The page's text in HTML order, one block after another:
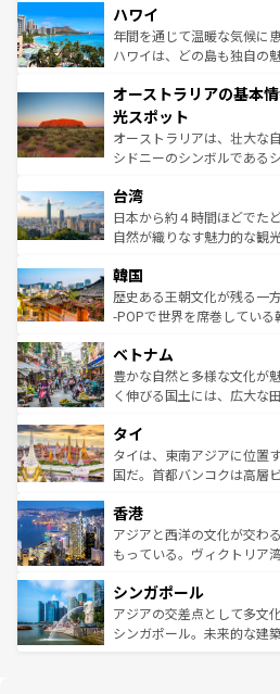
着のスイス情報は
のような巨大都市は、観光
ンメントが詰まった刺激的
西部には大自然が広がり、
部のニューオーリンズでは
文化が魅力。旅行者はアメ
しみながら、その多様性と
るだろう。車でのロードト
情報は
ハワイ
年間を通じて温暖な気候に
ハワイは、どの島も独自の
ワイ島は見逃せない。また
島だが、静かな自然を求め
おすすめ。エメラルドグリ
文化や歴史が息づいている
人々、おいしいローカルフ
ク、伝統的なフラダンスな
っている。訪れるたびに新
はコンテンツ一覧
オーストラリアの基本
光スポット
オーストラリアは、壮大な
シドニーのシンボルである
リアリーフや大陸中央部に
ク）、タスマニアの美しい
ど、見どころがたくさん。
いる。アクティビティも充
ビング、ハイキングなど、
い。オーストラリアの多彩
参照してほしい。
台湾
日本から約４時間ほどでた
自然が織りなす魅力的な観
ン）、静ひつな山岳地帯で
と山間の静けさが共存して
驚きをもたらしてくれる。
容にもいいと評判のスイー
が味わえる。 なお、
照してほしい。
韓国
歴史ある王朝文化が残る一
-POPで世界を席巻してい
き、地方に足を延ばせば四
できる。そして、キムチや
まで、さまざまな韓国料理
リティに包まれながら、韓
わってみて
覧を参照してほしい。
ベトナム
豊かな自然と多様な文化が
く伸びる国土には、広大な
急速な発展と共に伝統が息
ーチミン市のフランス統治
醸し出している。また、バ
とつ。フォーやバインミー
ひ現地で味わいたい。どの
が旅行者を迎えてくれるの
参照してほしい。
タイ
タイは、東南アジアに位置
国だ。首都バンコクは高層
の活気が交差している。北
帯で自然と触れ合い、南部
いビーチでリゾート気分を
激する。気候は一年中温暖
が待っている。親しみやす
た文化、そして多様な観光
香港
アジアと西洋の文化が交わ
もっている。ヴィクトリア
み、どこを訪れても感動す
ており、効率よく見どころ
うな絶景から文化的な体験
シンガポール
アジアの交差点として多文
シンガポール。未来的な建